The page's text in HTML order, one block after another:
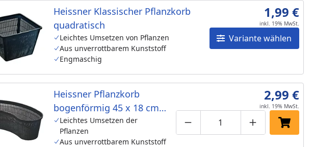
Heissner Klassischer Pflanzkorb
quadratisch
Leichtes Umsetzen von Pflanzen
Aus unverrottbarem Kunststoff
Engmaschig
Variante wählen
1,99 €
inkl. 19% MwSt.
Heissner Pflanzkorb
bogenförmig 45 x 18 cm
(TZ106-00)
Leichtes Umsetzen der
Pflanzen
Aus unverrottbarem Kunststoff
Produktmenge um eins
Produktmenge manuell
Produktmenge
In den
2,99 €
inkl. 19% MwSt.